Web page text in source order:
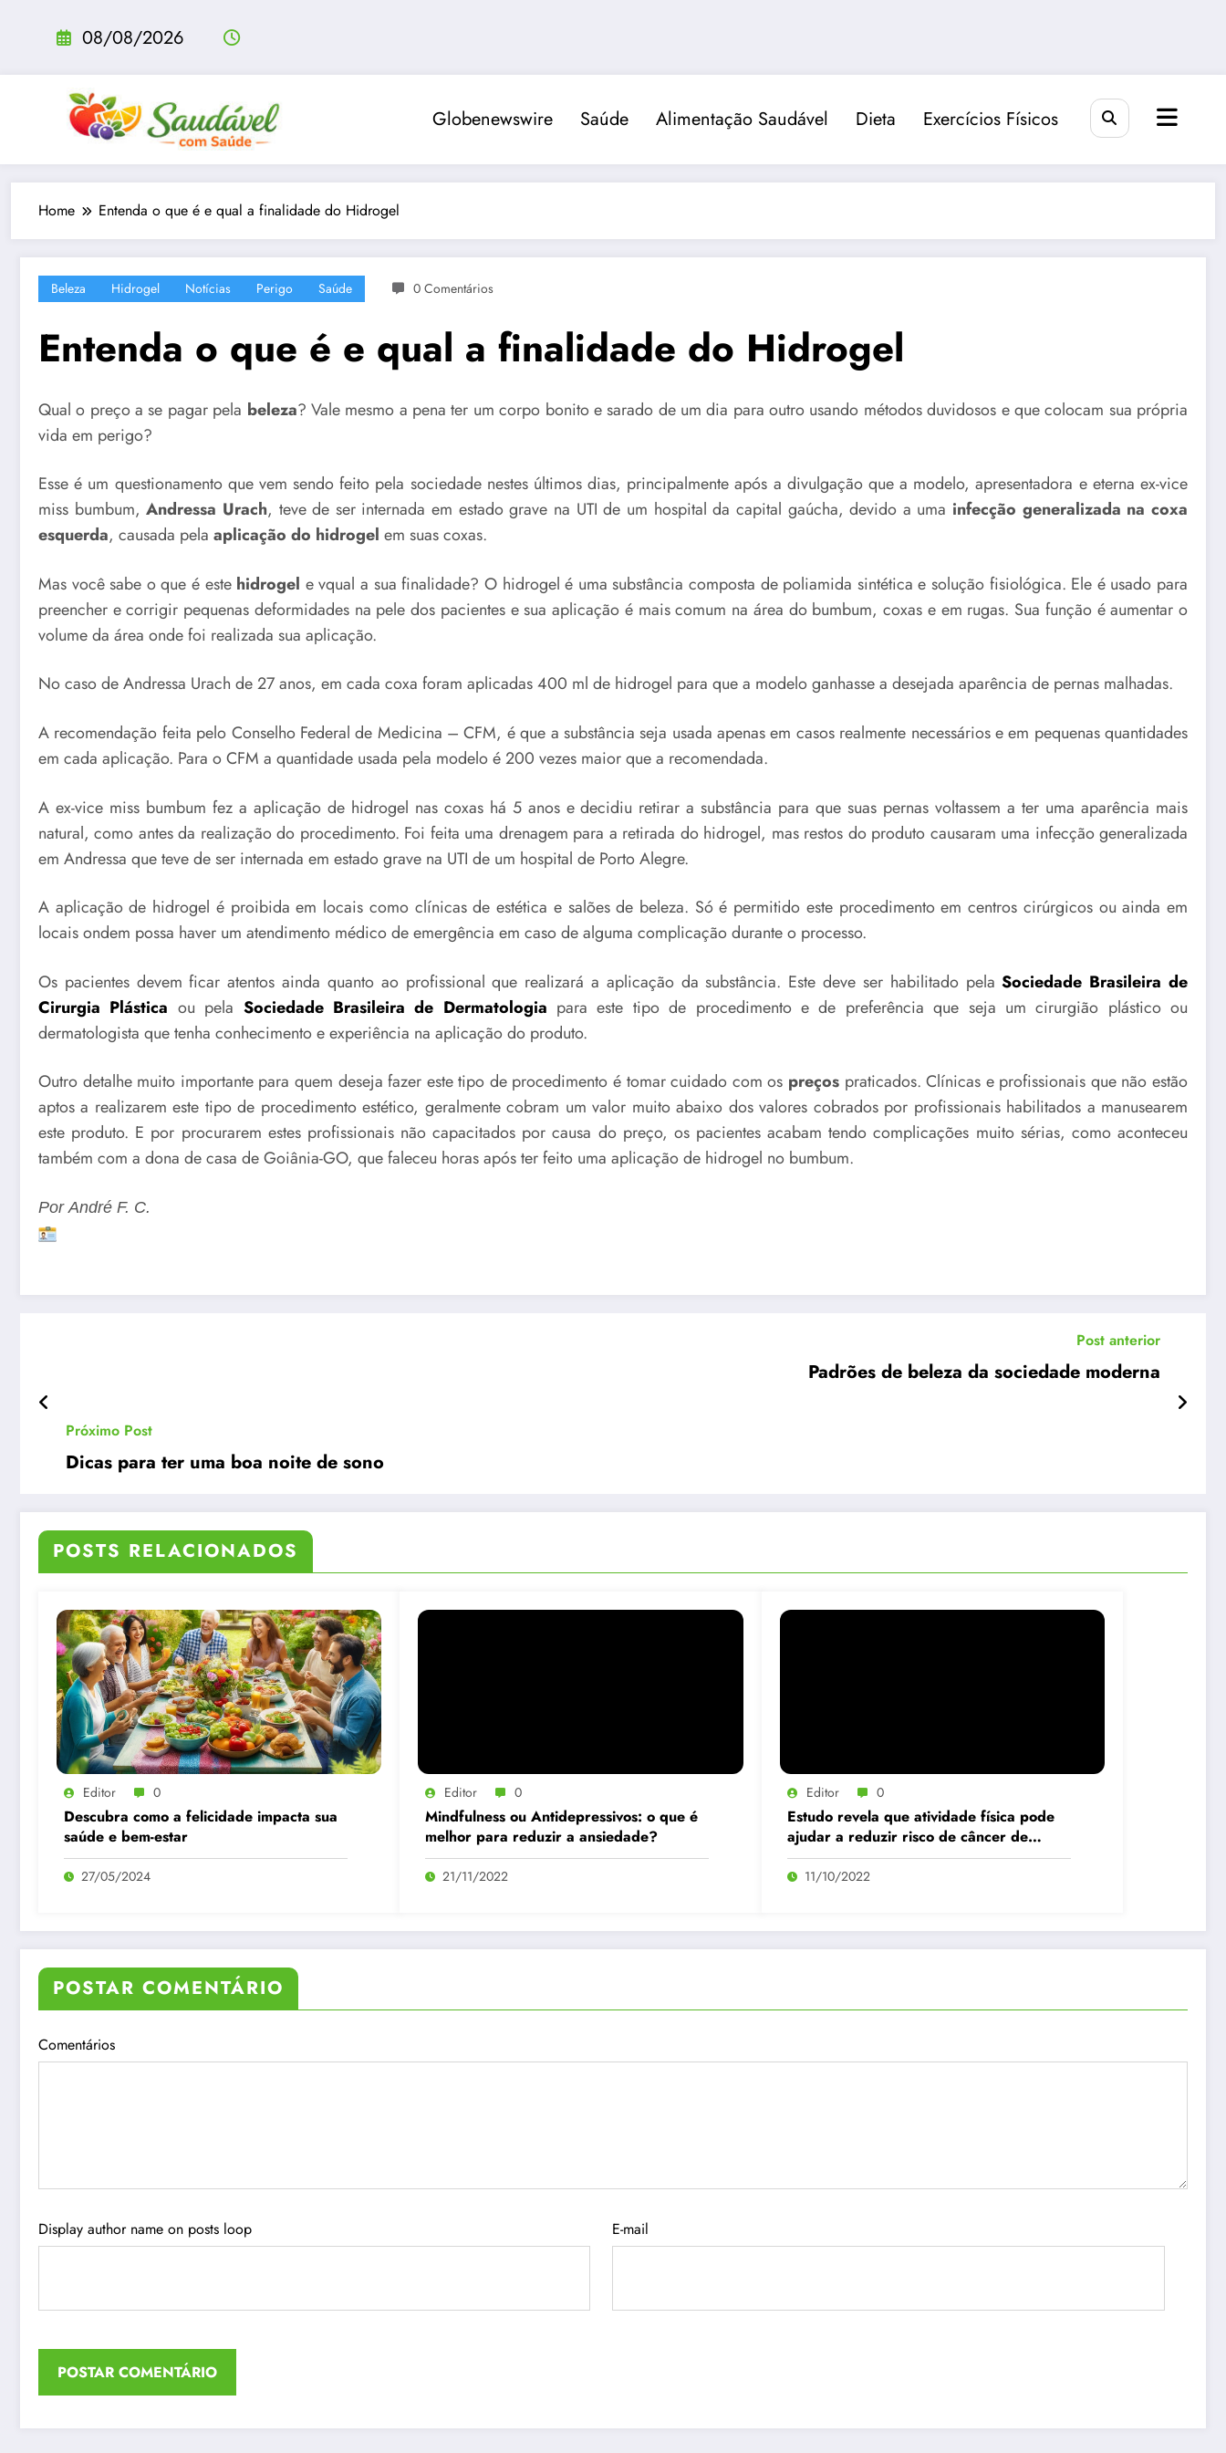
conteúdo
08/08/2026
Globenewswire Saúde Alimentação Saudável Dieta Exercícios Físicos
Home Entenda o que é e qual a finalidade do Hidrogel
Beleza Hidrogel Notícias Perigo Saúde 0 Comentários
Entenda o que é e qual a finalidade do Hidrogel
Qual o preço a se pagar pela beleza? Vale mesmo a pena ter um corpo bonito e sarado de um dia para outro usando métodos duvidosos e que colocam sua própria
vida em perigo?
Esse é um questionamento que vem sendo feito pela sociedade nestes últimos dias, principalmente após a divulgação que a modelo, apresentadora e eterna ex-vice
miss bumbum,Andressa Urach, teve de ser internada em estado grave na UTI de um hospital da capital gaúcha, devido a uma infecção generalizada na coxa
esquerda, causada pela aplicação do hidrogel em suas coxas.
Mas você sabe o que é este hidrogel e vqual a sua finalidade? O hidrogel é uma substância composta de poliamida sintética e solução fisiológica. Ele é usado para
preencher e corrigir pequenas deformidades na pele dos pacientes e sua aplicação é mais comum na área do bumbum, coxas e em rugas. Sua função é aumentar o
volume da área onde foi realizada sua aplicação.
No caso de Andressa Urach de 27 anos, em cada coxa foram aplicadas 400 ml de hidrogel para que a modelo ganhasse a desejada aparência de pernas malhadas.
A recomendação feita pelo Conselho Federal de Medicina – CFM, é que a substância seja usada apenas em casos realmente necessários e em pequenas quantidades
em cada aplicação. Para o CFM a quantidade usada pela modelo é 200 vezes maior que a recomendada.
A ex-vice miss bumbum fez a aplicação de hidrogel nas coxas há 5 anos e decidiu retirar a substância para que suas pernas voltassem a ter uma aparência mais
natural, como antes da realização do procedimento. Foi feita uma drenagem para a retirada do hidrogel, mas restos do produto causaram uma infecção generalizada
em Andressa que teve de ser internada em estado grave na UTI de um hospital de Porto Alegre.
A aplicação de hidrogel é proibida em locais como clínicas de estética e salões de beleza. Só é permitido este procedimento em centros cirúrgicos ou ainda em
locais ondem possa haver um atendimento médico de emergência em caso de alguma complicação durante o processo.
Os pacientes devem ficar atentos ainda quanto ao profissional que realizará a aplicação da substância. Este deve ser habilitado pelaSociedade Brasileira de
Cirurgia Plástica ou pela Sociedade Brasileira de Dermatologia para este tipo de procedimento e de preferência que seja um cirurgião plástico ou
dermatologista que tenha conhecimento e experiência na aplicação do produto.
Outro detalhe muito importante para quem deseja fazer este tipo de procedimento é tomar cuidado com os preçospraticados. Clínicas e profissionais que não estão
aptos a realizarem este tipo de procedimento estético, geralmente cobram um valor muito abaixo dos valores cobrados por profissionais habilitados a manusearem
este produto. E por procurarem estes profissionais não capacitados por causa do preço, os pacientes acabam tendo complicações muito sérias, como aconteceu
também com a dona de casa de Goiânia-GO, que faleceu horas após ter feito uma aplicação de hidrogel no bumbum.
Por André F. C.
Post anterior
Padrões de beleza da sociedade moderna
Próximo Post
Dicas para ter uma boa noite de sono
POSTS RELACIONADOS
Editor 0
Descubra como a felicidade impacta sua
saúde e bem-estar
27/05/2024
Editor 0
Mindfulness ou Antidepressivos: o que é
melhor para reduzir a ansiedade?
21/11/2022
Editor 0
Estudo revela que atividade física pode
ajudar a reduzir risco de câncer de
mama
11/10/2022
POSTAR COMENTÁRIO
Comentários
Display author name on posts loop E-mail